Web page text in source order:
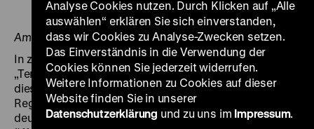
Am Flügel: Peter Gotthardt
In zeitgenössischen Besprechungen durchgängig als
„Tendenzfilm“ wahrgenommen, interessierte sich
dieser Spielfilm des später in Hollywood arbeitenden
Regisseurs Wilhelm Dieterle für einen Aspekt des
deutschen Strafvollzugs, der seit 1926 Gegenstand
Analyse Cookies nutzen. Durch Klicken auf „Alle
auswählen“ erklären Sie sich einverstanden,
dass wir Cookies zu Analyse-Zwecken setzen.
Das Einverständnis in die Verwendung der
Cookies können Sie jederzeit widerrufen.
Weitere Informationen zu Cookies auf dieser
Website finden Sie in unserer
Datenschutzerklärung und zu uns im Impressum.